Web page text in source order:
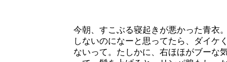
今朝、すこぶる寝起きが悪かった青衣
しないのになーと思ってたら、ダイケ
ないって。たしかに、右ほほがブーな